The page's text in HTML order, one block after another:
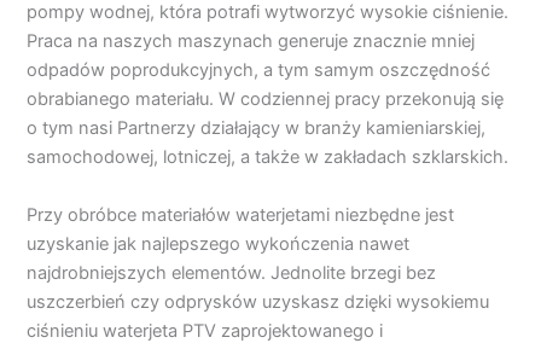
pompy wodnej, która potrafi wytworzyć wysokie ciśnienie.
Praca na naszych maszynach generuje znacznie mniej
odpadów poprodukcyjnych, a tym samym oszczędność
obrabianego materiału. W codziennej pracy przekonują się
o tym nasi Partnerzy działający w branży kamieniarskiej,
samochodowej, lotniczej, a także w zakładach szklarskich.
Przy obróbce materiałów waterjetami niezbędne jest
uzyskanie jak najlepszego wykończenia nawet
najdrobniejszych elementów. Jednolite brzegi bez
uszczerbień czy odprysków uzyskasz dzięki wysokiemu
ciśnieniu waterjeta PTV zaprojektowanego i